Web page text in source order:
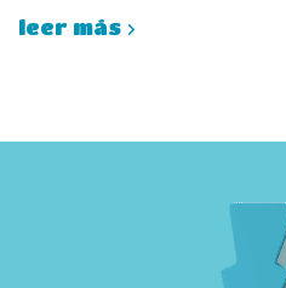
leer más